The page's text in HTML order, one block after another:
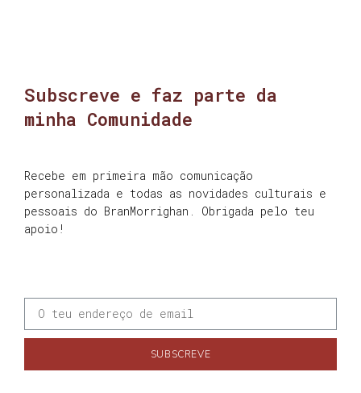
Subscreve e faz parte da
minha Comunidade
Recebe em primeira mão comunicação
personalizada e todas as novidades culturais e
pessoais do BranMorrighan. Obrigada pelo teu
apoio!
SUBSCREVE